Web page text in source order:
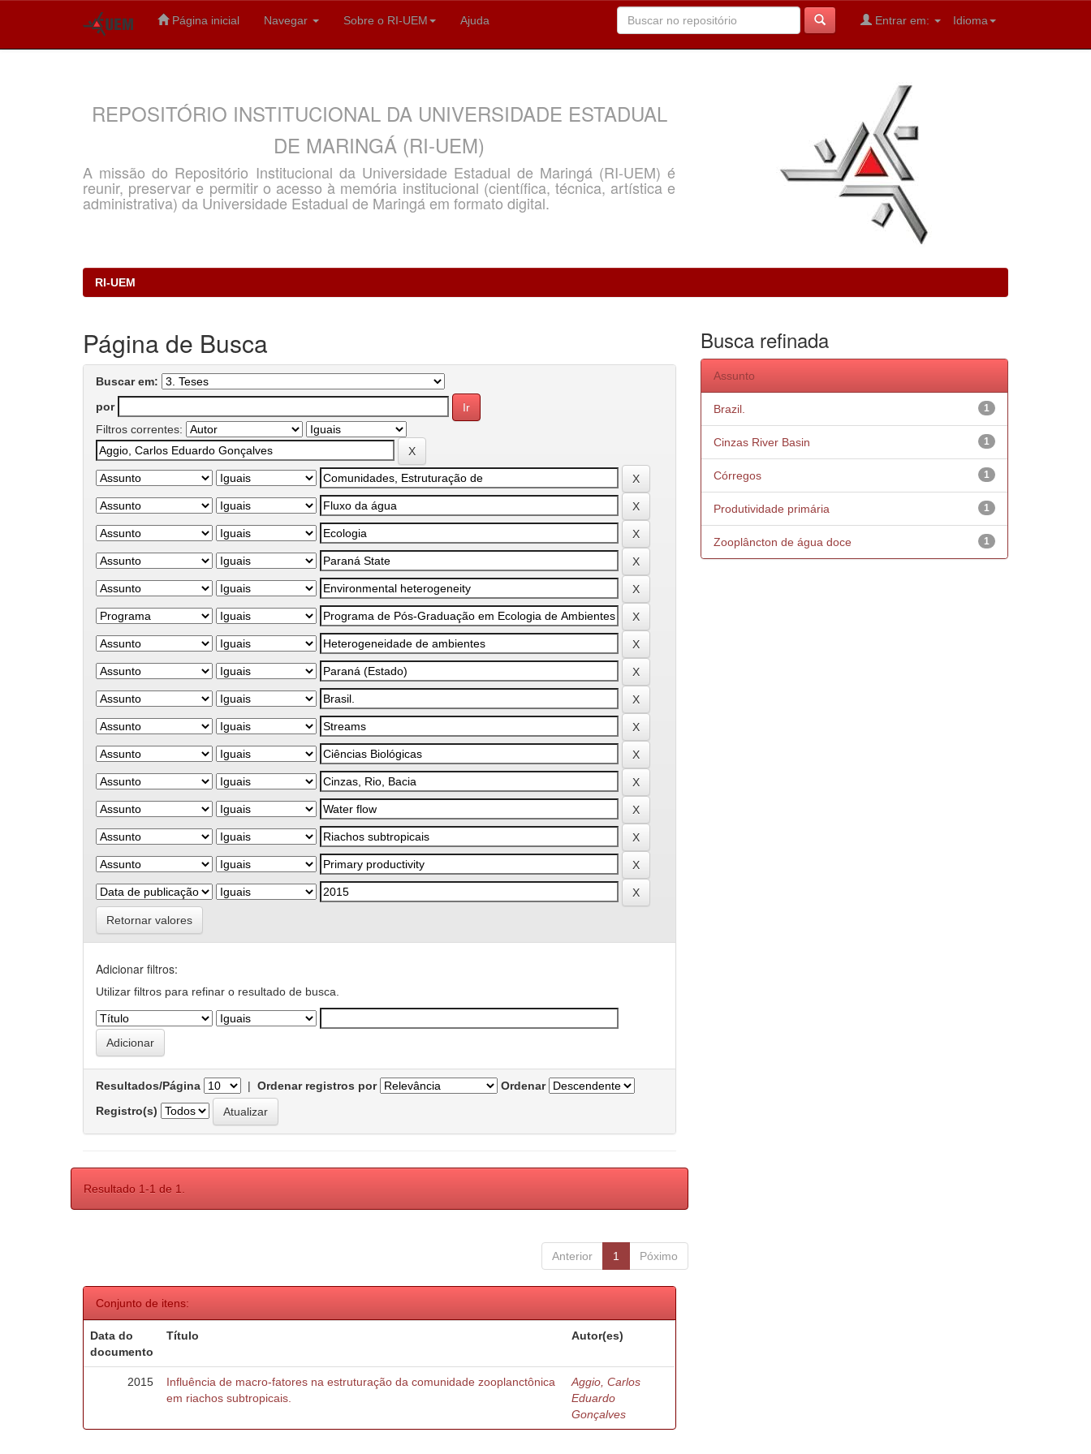
Página inicial Navegar Sobre o RI-UEM Ajuda Idioma
Entrar em:
REPOSITÓRIO INSTITUCIONAL DA UNIVERSIDADE ESTADUAL
DE MARINGÁ (RI-UEM)
A missão do Repositório Institucional da Universidade Estadual de Maringá (RI-UEM) é
reunir, preservar e permitir o acesso à memória institucional (científica, técnica, artística e
administrativa) da Universidade Estadual de Maringá em formato digital.
RI-UEM
Página de Busca
Buscar em:
por
Filtros correntes:
Retornar valores
Adicionar filtros:
Utilizar filtros para refinar o resultado de busca.
Resultados/Página | Ordenar registros por
Ordenar
Registro(s)
Resultado 1-1 de 1.
Anterior 1 Póximo
Conjunto de itens:
Data do
documento
Título Autor(es)
2015
Influência de macro-fatores na estruturação da comunidade zooplanctônica
em riachos subtropicais.
Aggio, Carlos
Eduardo
Gonçalves
Busca refinada
Assunto
1
Brazil.
1
Cinzas River Basin
1
Córregos
1
Produtividade primária
1
Zooplâncton de água doce